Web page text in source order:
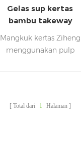
Gelas sup kertas
bambu takeway
Mangkuk kertas Ziheng
menggunakan pulp
sehat, ramah lingkungan
Total dari 1 Halaman